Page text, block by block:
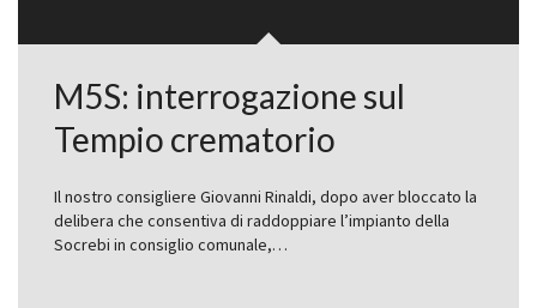
M5S: interrogazione sul
Tempio crematorio
Il nostro consigliere Giovanni Rinaldi, dopo aver bloccato la
delibera che consentiva di raddoppiare l’impianto della
Socrebi in consiglio comunale,…